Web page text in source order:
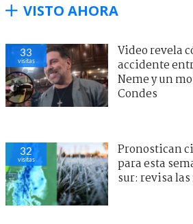
VISTO AHORA
33
visitas
Video revela
accidente
Neme y un
Condes
32
visitas
Pronostican
para esta
sur: revisa